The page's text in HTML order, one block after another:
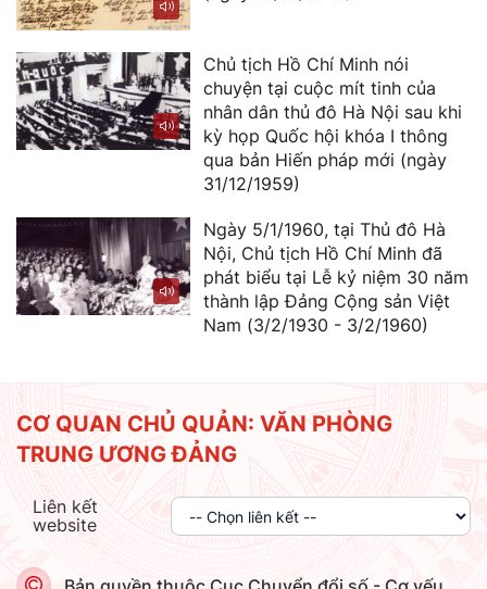
Chủ tịch Hồ Chí Minh nói
chuyện tại cuộc mít tinh của
nhân dân thủ đô Hà Nội sau khi
kỳ họp Quốc hội khóa I thông
qua bản Hiến pháp mới (ngày
31/12/1959)
Ngày 5/1/1960, tại Thủ đô Hà
Nội, Chủ tịch Hồ Chí Minh đã
phát biểu tại Lễ kỷ niệm 30 năm
thành lập Đảng Cộng sản Việt
Nam (3/2/1930 - 3/2/1960)
CƠ QUAN CHỦ QUẢN: VĂN PHÒNG
TRUNG ƯƠNG ĐẢNG
Liên kết
website